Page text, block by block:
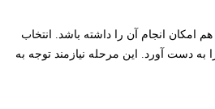
امکان انجام آن را داشته باشد. انتخاب
دست آورد. این مرحله نیازمند توجه به